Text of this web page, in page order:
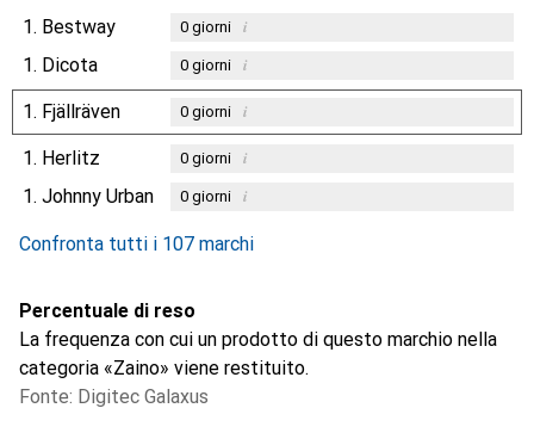
1. Bestway 0giorni i
1. Dicota 0giorni i
1. Fjällräven 0giorni i
1. Herlitz 0giorni i
1. Johnny Urban 0giorni i
Confronta tutti i 107 marchi
Percentuale di reso
La frequenza con cui un prodotto di questo marchio nella
categoria «Zaino» viene restituito.
Fonte: Digitec Galaxus